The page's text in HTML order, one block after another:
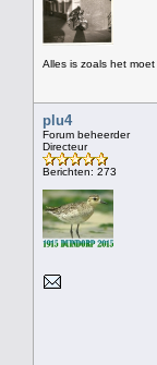
Alles is zoals het moet
plu4
Forum beheerder
Directeur
Berichten: 273